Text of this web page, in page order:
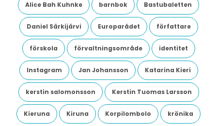
Alice Bah Kuhnke barnbok Bastubaletten
Daniel Särkijärvi Europarådet författare
förskola förvaltningsområde identitet
Instagram Jan Johansson Katarina Kieri
kerstin salomonsson Kerstin Tuomas Larsson
Kieruna Kiruna Korpilombolo krönika